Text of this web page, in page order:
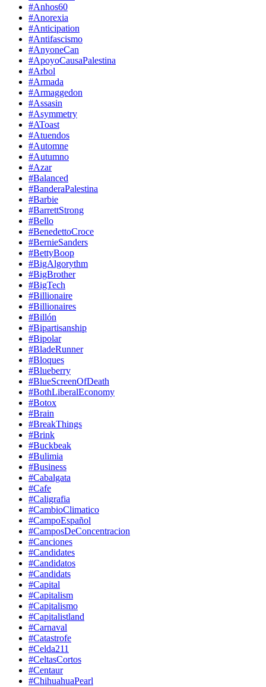
#Anhos60
#Anorexia
#Anticipation
#Antifascismo
#AnyoneCan
#ApoyoCausaPalestina
#Arbol
#Armada
#Armaggedon
#Assasin
#Asymmetry
#AToast
#Atuendos
#Automne
#Autumno
#Azar
#Balanced
#BanderaPalestina
#Barbie
#BarrettStrong
#Bello
#BenedettoCroce
#BernieSanders
#BettyBoop
#BigAlgorythm
#BigBrother
#BigTech
#Billionaire
#Billionaires
#Billón
#Bipartisanship
#Bipolar
#BladeRunner
#Bloques
#Blueberry
#BlueScreenOfDeath
#BothLiberalEconomy
#Botox
#Brain
#BreakThings
#Brink
#Buckbeak
#Bulimia
#Business
#Cabalgata
#Cafe
#Caligrafia
#CambioClimatico
#CampoEspañol
#CamposDeConcentracion
#Canciones
#Candidates
#Candidatos
#Candidats
#Capital
#Capitalism
#Capitalismo
#Capitalistland
#Carnaval
#Catastrofe
#Celda211
#CeltasCortos
#Centaur
#ChihuahuaPearl